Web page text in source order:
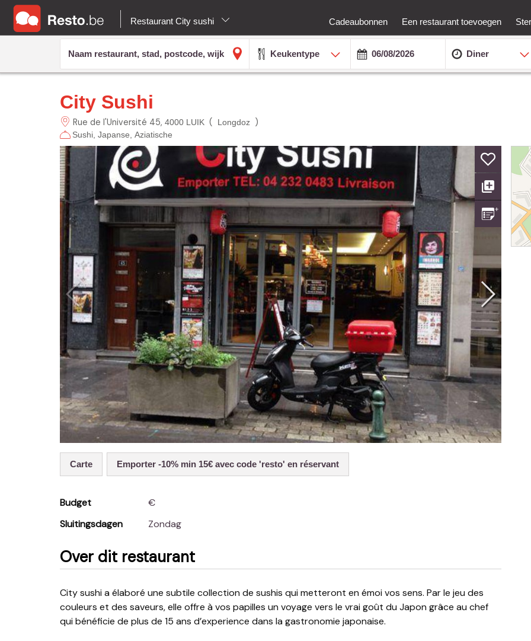
Restaurant City sushi Cadeaubonnen Een restaurant toevoegen
Keukentype Diner
City Sushi
Rue de l'Université 45 4000 LUIK( Longdoz)
Sushi Japanse Aziatische
Carte Emporter -10% min 15€ avec code 'resto' en réservant
Budget
€
Sluitingsdagen
Zondag
Over dit restaurant
City sushi a élaboré une subtile collection de sushis qui metteront en émoi vos sens. Par le jeu des
couleurs et des saveurs, elle offre à vos papilles un voyage vers le vrai goût du Japon grâce au chef
qui bénéficie de plus de 15 ans d’experience dans la gastronomie japonaise.